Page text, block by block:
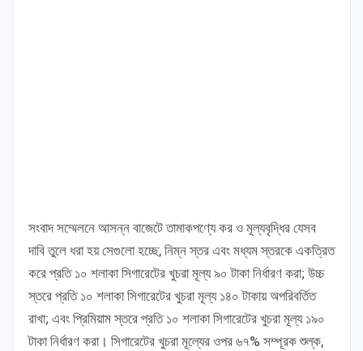
সংবাদ সম্মেলনে আসন্ন বাজেটে তামাকপণ্যে কর ও মূল্যবৃদ্ধির যেসব
দাবি তুলে ধরা হয় সেগুলো হচ্ছে, নিম্ন স্তর এবং মধ্যম স্তরকে একত্রিত
করে প্রতি ১০ শলাকা সিগারেটের খুচরা মূল্য ৯০ টাকা নির্ধারণ করা; উচ্চ
স্তরে প্রতি ১০ শলাকা সিগারেটের খুচরা মূল্য ১৪০ টাকায় অপরিবর্তিত
রাখা; এবং প্রিমিয়াম স্তরে প্রতি ১০ শলাকা সিগারেটের খুচরা মূল্য ১৯০
টাকা নির্ধারণ করা। সিগারেটের খুচরা মূল্যের ওপর ৬৭% সম্পূরক শুল্ক,